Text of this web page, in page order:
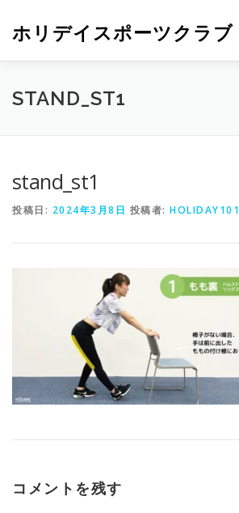
ホリデイスポーツクラブ
STAND_ST1
stand_st1
投稿日: 2024年3月8日 投稿者: HOLIDAY101
コメントを残す